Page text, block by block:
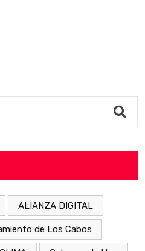
ALIANZA DIGITAL
de Los Cabos